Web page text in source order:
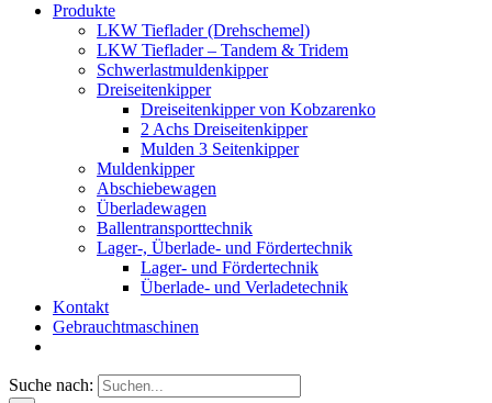
Produkte
LKW Tieflader (Drehschemel)
LKW Tieflader – Tandem & Tridem
Schwerlastmuldenkipper
Dreiseitenkipper
Dreiseitenkipper von Kobzarenko
2 Achs Dreiseitenkipper
Mulden 3 Seitenkipper
Muldenkipper
Abschiebewagen
Überladewagen
Ballentransporttechnik
Lager-, Überlade- und Fördertechnik
Lager- und Fördertechnik
Überlade- und Verladetechnik
Kontakt
Gebrauchtmaschinen
Suche nach: